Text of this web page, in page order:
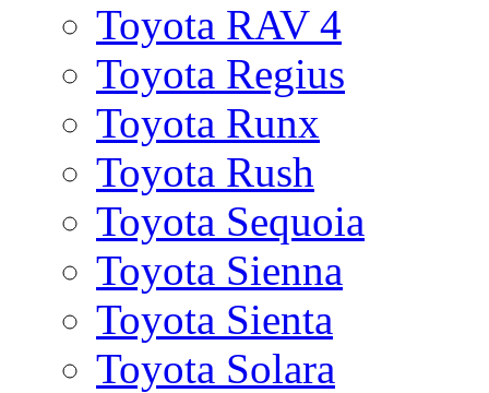
Toyota RAV 4
Toyota Regius
Toyota Runx
Toyota Rush
Toyota Sequoia
Toyota Sienna
Toyota Sienta
Toyota Solara